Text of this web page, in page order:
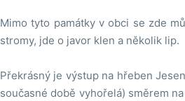
Mimo tyto památky v obci se zde
stromy, jde o javor klen a několik lip.
Překrásný je výstup na hřeben
současné době vyhořelá) směrem